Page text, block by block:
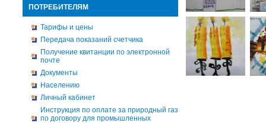
ПОТРЕБИТЕЛЯМ
Тарифы и цены
Передача показаний счетчика
Получение квитанции по электронной
почте
Документы
Населению
Личный кабинет
Инструкция по оплате за природный газ
по договору для промышленных